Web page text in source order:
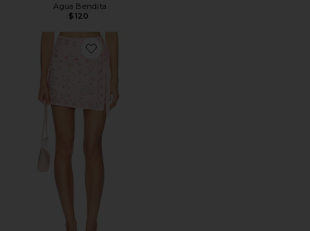
Agua Bendita
$120
Favorite МИНИ-САРОНГ LUNA